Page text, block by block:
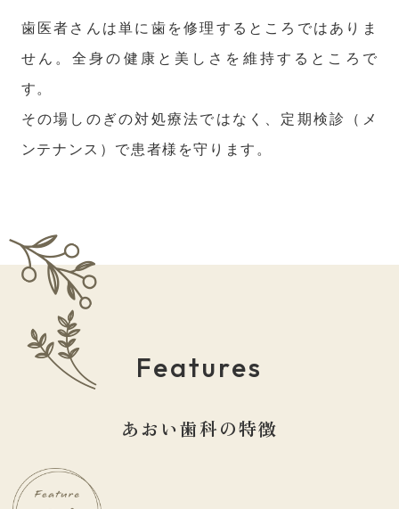
歯医者さんは単に歯を修理するところではありま
せん。全身の健康と美しさを維持するところで
す。
その場しのぎの対処療法ではなく、定期検診（メ
ンテナンス）で患者様を守ります。
Features
あおい歯科の特徴